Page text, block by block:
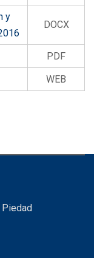
y
DOCX
PDF
WEB
Piedad